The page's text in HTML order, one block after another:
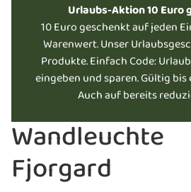
Urlaubs-Aktion 10 Euro
10 Euro geschenkt auf jeden
Warenwert. Unser
Produkte. Einfach Code:
eingeben und sparen. Gültig bis
Auch auf bereits
Wandleuchte
Fjorgard